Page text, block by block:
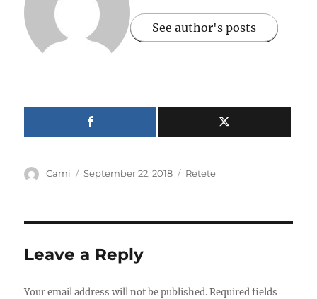
See author's posts
Author
Cami
Posted
September 22, 2018 Categories
Retete
Leave a Reply
Your email address will not be published. Required fields